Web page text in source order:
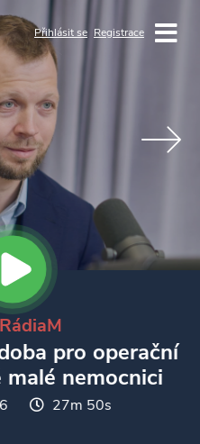
Přihlásit se Registrace
pro operační
nemocnici
27m 50s